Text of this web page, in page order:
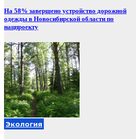
На 58% завершено устройство дорожной
одежды в Новосибирской области по
нацпроекту
Экология